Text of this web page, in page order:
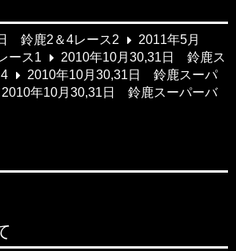
鈴鹿2＆4レース2
2011年5月
ース1
2010年10月30,31日 鈴鹿ス
2010年10月30,31日 鈴鹿スーパ
2010年10月30,31日 鈴鹿スーパーバ